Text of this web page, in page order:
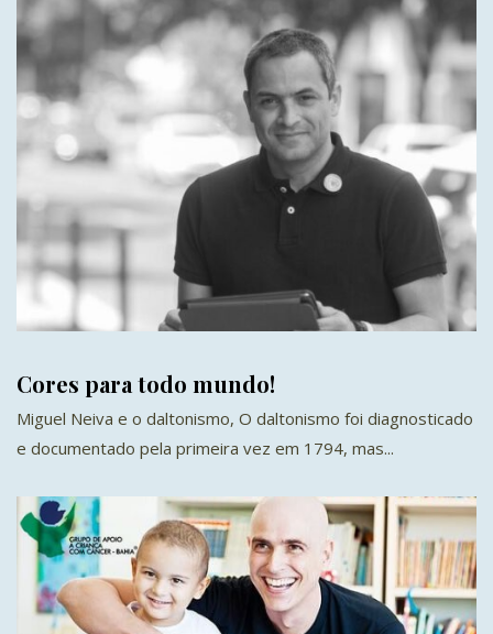
Cores para todo mundo!
Miguel Neiva e o daltonismo, O daltonismo foi diagnosticado
e documentado pela primeira vez em 1794, mas...